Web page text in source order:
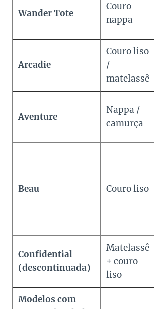
Wander Tote
Couro
nappa
Arcadie
Couro liso
/
matelassê
Aventure
Nappa /
camurça
Beau Couro liso
Confidential
(descontinuada)
Matelassê
+ couro
liso
Modelos com